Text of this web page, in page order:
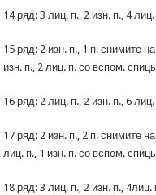
14 ряд: 3 лиц. п., 2 изн. п., 4
15 ряд: 2 изн. п., 1 п. снимите
изн. п., 2 лиц. п. со вспом.
16 ряд: 2 лиц. п., 2 изн. п., 6
17 ряд: 2 изн. п., 2 п. снимите
лиц. п., 1 изн. п. со вспом.
18 ряд: 3 лиц. п., 2 изн. п.,